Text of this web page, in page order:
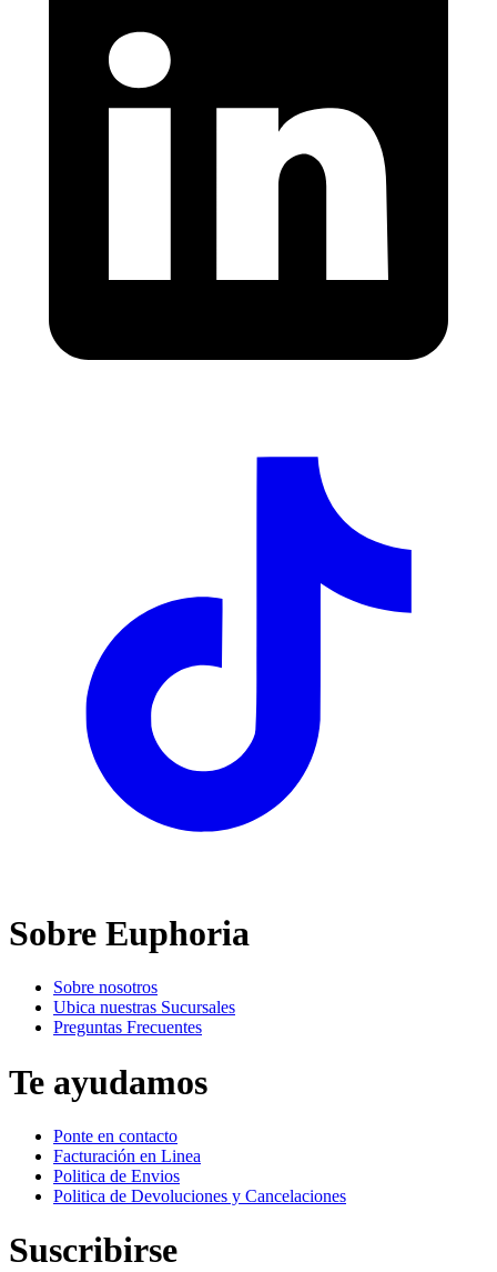
Sobre Euphoria
Sobre nosotros
Ubica nuestras Sucursales
Preguntas Frecuentes
Te ayudamos
Ponte en contacto
Facturación en Linea
Politica de Envios
Politica de Devoluciones y Cancelaciones
Suscribirse